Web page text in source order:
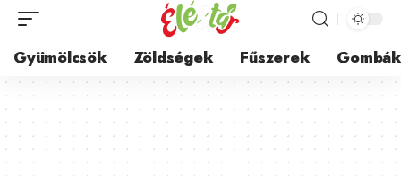
Gyümölcsök Zöldségek Fűszerek Gombák